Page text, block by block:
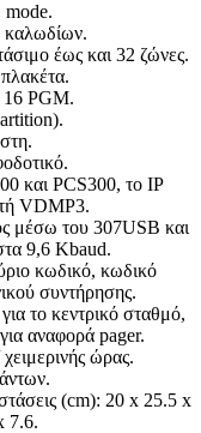
mode.
έως και 32 ζώνες.
16 PGM.
και PCS300, το IP
VDMP3.
μέσω του 307USB και
9,6 Kbaud.
κωδικό, κωδικό
συντήρησης.
το κεντρικό σταθμό,
αναφορά pager.
ώρας.
(cm): 20 x 25.5 x
7.6.